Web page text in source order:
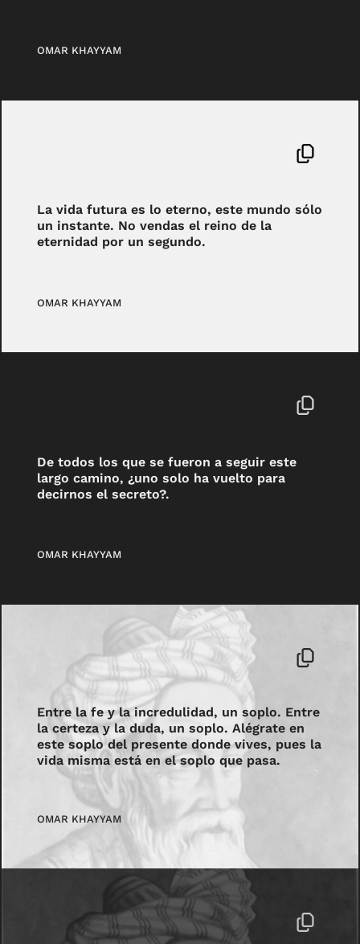
OMAR KHAYYAM
La vida futura es lo eterno, este mundo sólo
un instante. No vendas el reino de la
eternidad por un segundo.
OMAR KHAYYAM
De todos los que se fueron a seguir este
largo camino, ¿uno solo ha vuelto para
decirnos el secreto?.
OMAR KHAYYAM
Entre la fe y la incredulidad, un soplo. Entre
la certeza y la duda, un soplo. Alégrate en
este soplo del presente donde vives, pues la
vida misma está en el soplo que pasa.
OMAR KHAYYAM